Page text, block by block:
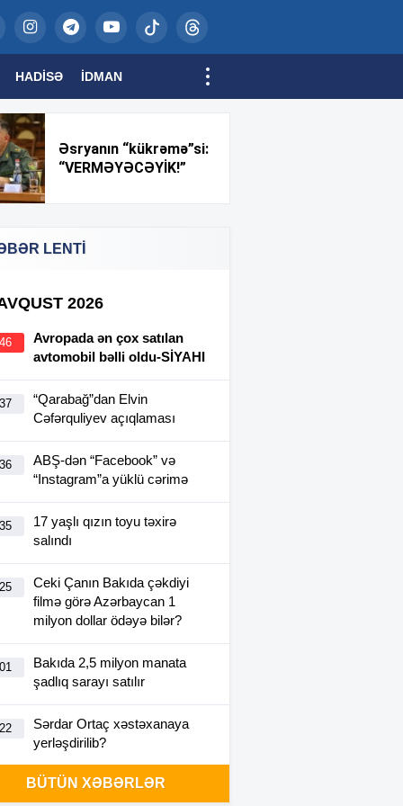
HADISƏ İDMAN
Əsryanın “kükrəmə”si:
“VERMƏYƏCƏYİK!”
LENTİ
2026
Avropada ən çox satılan
avtomobil bəlli oldu-SİYAHI
“Qarabağ”dan Elvin
Cəfərquliyev açıqlaması
ABŞ-dən “Facebook” və
“Instagram”a yüklü cərimə
17 yaşlı qızın toyu təxirə
salındı
Ceki Çanın Bakıda çəkdiyi
filmə görə Azərbaycan 1
milyon dollar ödəyə bilər?
Bakıda 2,5 milyon manata
şadlıq sarayı satılır
Sərdar Ortaç xəstəxanaya
yerləşdirilib?
Rüşvətdə təqsirləndirilən 3
BÜTÜN XƏBƏRLƏR